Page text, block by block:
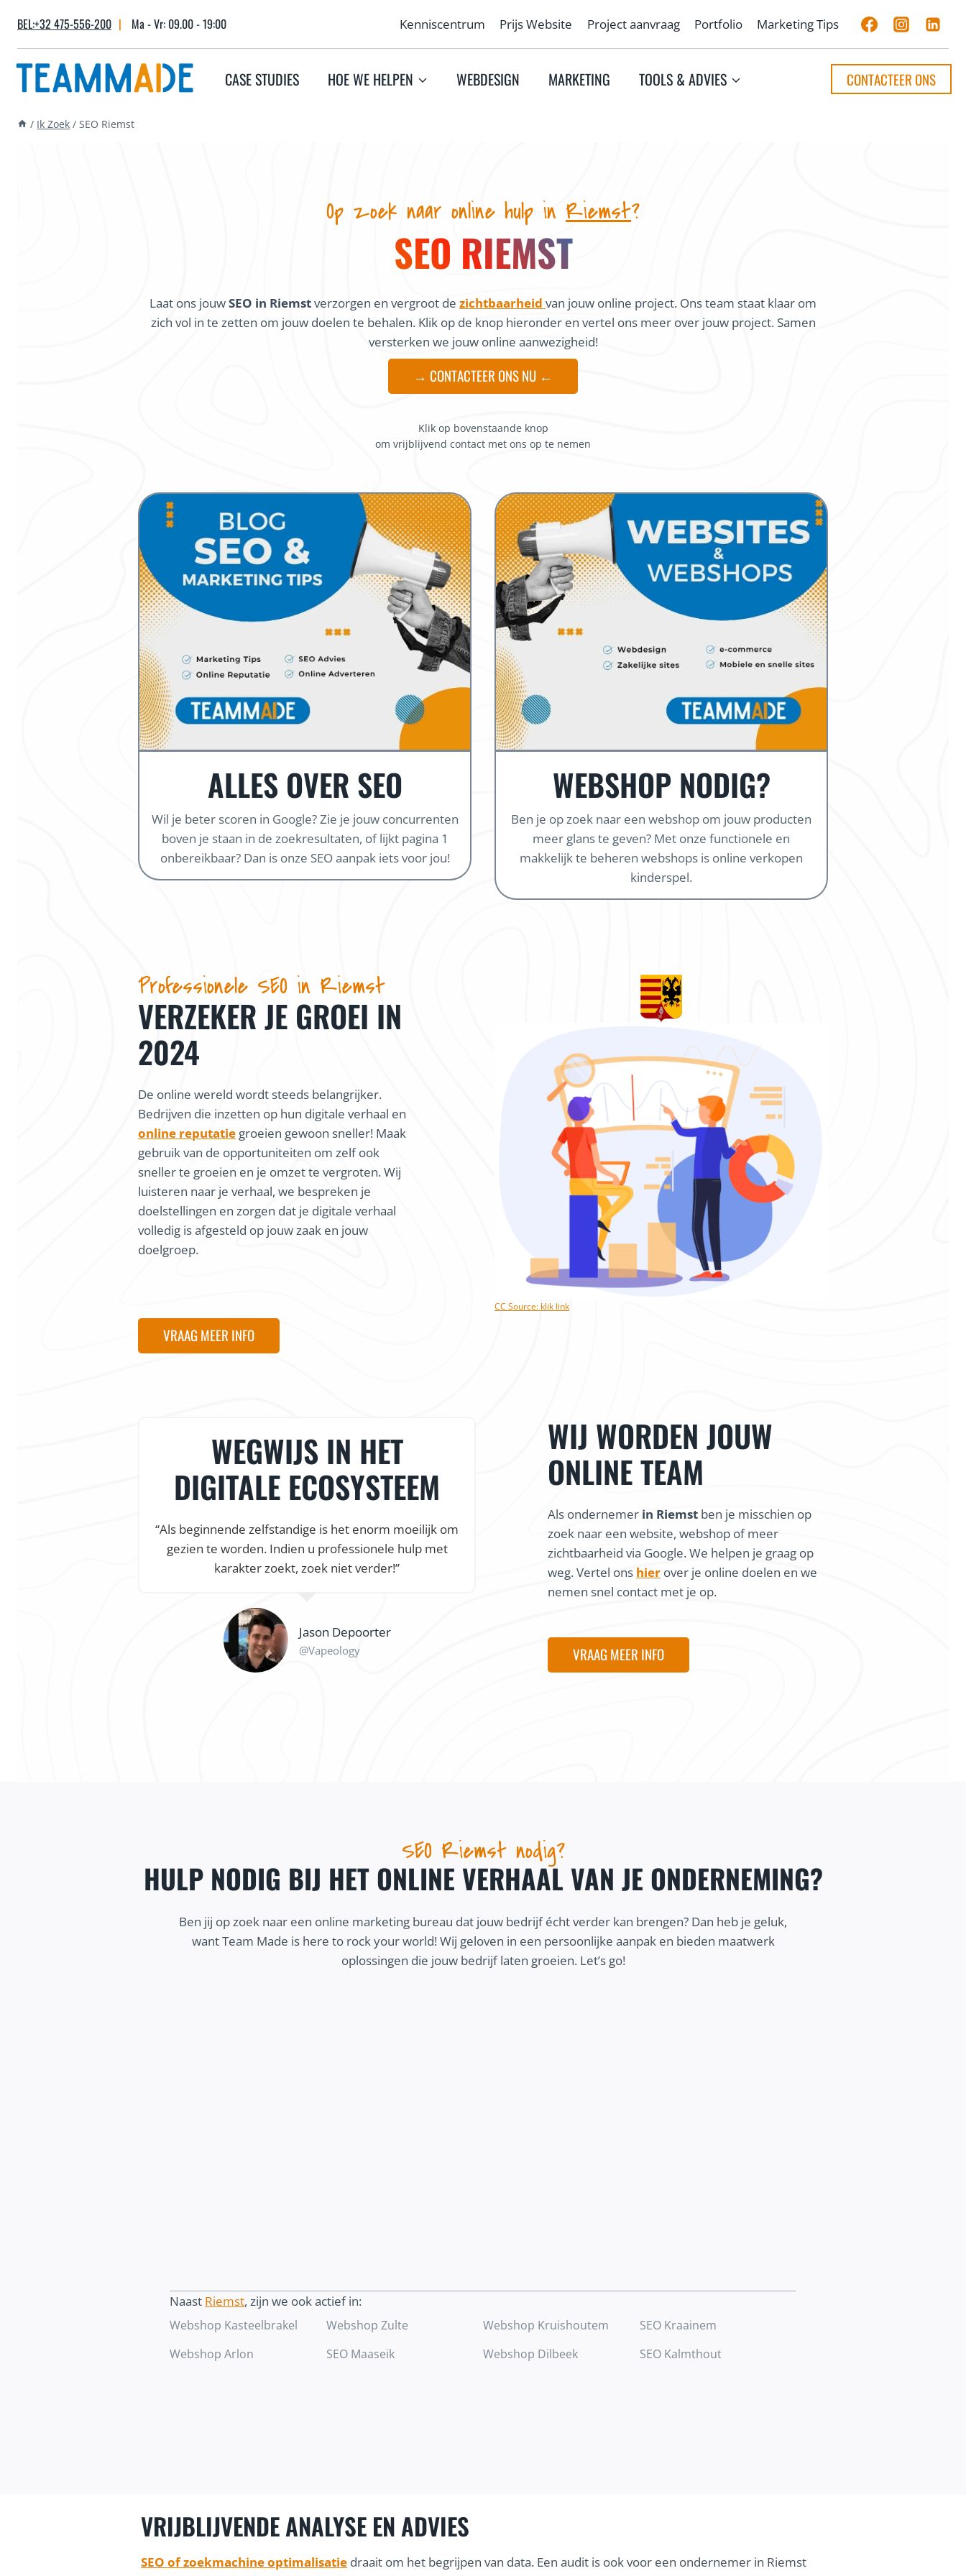
content
BEL:+32 475-556-200 | Ma - Vr: 09.00 - 19:00 Kenniscentrum Prijs Website Project aanvraag Portfolio Marketing Tips
CASE STUDIES HOE WE HELPEN WEBDESIGN MARKETING TOOLS & ADVIES CONTACTEER ONS
/ Ik Zoek / SEO Riemst
Op zoek naar online hulp in Riemst?
SEO RIEMST
Laat ons jouwSEO in Riemstverzorgen en vergroot de zichtbaarheid van jouw online project. Ons team staat klaar om
zich vol in te zetten om jouw doelen te behalen. Klik op de knop hieronder en vertel ons meer over jouw project. Samen
versterken we jouw online aanwezigheid!
→ CONTACTEER ONS NU ←
Klik op bovenstaande knop
om vrijblijvend contact met ons op te nemen
ALLES OVER SEO
Wil je beter scoren in Google? Zie je jouw concurrenten
boven je staan in de zoekresultaten, of lijkt pagina 1
onbereikbaar? Dan is onze SEO aanpak iets voor jou!
WEBSHOP NODIG?
Ben je op zoek naar een webshop om jouw producten
meer glans te geven? Met onze functionele en
makkelijk te beheren webshops is online verkopen
kinderspel.
Professionele SEO in Riemst
VERZEKER JE GROEI IN
2024
De online wereld wordt steeds belangrijker.
Bedrijven die inzetten op hun digitale verhaal en
online reputatie groeien gewoon sneller! Maak
gebruik van de opportuniteiten om zelf ook
sneller te groeien en je omzet te vergroten. Wij
luisteren naar je verhaal, we bespreken je
doelstellingen en zorgen dat je digitale verhaal
volledig is afgesteld op jouw zaak en jouw
doelgroep.
VRAAG MEER INFO
CC Source: klik link
WEGWIJS IN HET
DIGITALE ECOSYSTEEM
“Als beginnende zelfstandige is het enorm moeilijk om
gezien te worden. Indien u professionele hulp met
karakter zoekt, zoek niet verder!”
Jason Depoorter
@Vapeology
WIJ WORDEN JOUW
ONLINE TEAM
Als ondernemer in Riemst ben je misschien op
zoek naar een website, webshop of meer
zichtbaarheid via Google. We helpen je graag op
weg. Vertel ons hier over je online doelen en we
nemen snel contact met je op.
VRAAG MEER INFO
SEO Riemst nodig?
HULP NODIG BIJ HET ONLINE VERHAAL VAN JE ONDERNEMING?
Ben jij op zoek naar een online marketing bureau dat jouw bedrijf écht verder kan brengen? Dan heb je geluk,
want Team Made is here to rock your world! Wij geloven in een persoonlijke aanpak en bieden maatwerk
oplossingen die jouw bedrijf laten groeien. Let’s go!
Naast Riemst, zijn we ook actief in:
Webshop Kasteelbrakel Webshop Zulte Webshop Kruishoutem
SEO Kraainem
Webshop Arlon
SEO Maaseik Webshop Dilbeek SEO Kalmthout
VRIJBLIJVENDE ANALYSE EN ADVIES
SEO of zoekmachine optimalisatie draait om het begrijpen van data. Een audit is ook voor een ondernemer in Riemst